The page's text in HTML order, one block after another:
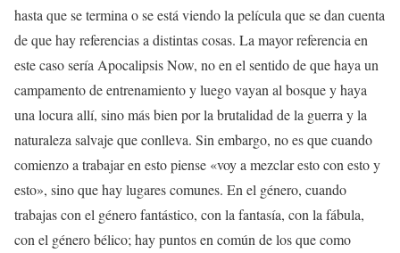
hasta que se termina o se está viendo la película que se dan cuenta
de que hay referencias a distintas cosas. La mayor referencia en
este caso sería Apocalipsis Now, no en el sentido de que haya un
campamento de entrenamiento y luego vayan al bosque y haya
una locura allí, sino más bien por la brutalidad de la guerra y la
naturaleza salvaje que conlleva. Sin embargo, no es que cuando
comienzo a trabajar en esto piense «voy a mezclar esto con esto y
esto», sino que hay lugares comunes. En el género, cuando
trabajas con el género fantástico, con la fantasía, con la fábula,
con el género bélico; hay puntos en común de los que como